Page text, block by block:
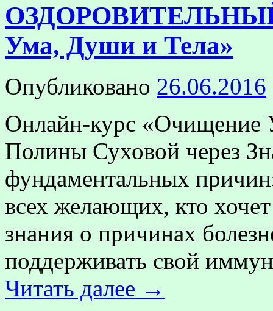
ОЗДОРОВИТЕЛЬНЫЙ
Ума, Души и Тела»
Опубликовано 26.06.2016
Онлайн-курс
Полины Суховой через
фундаментальных
всех желающих, кто
знания о причинах
поддерживать свой
Читать далее →